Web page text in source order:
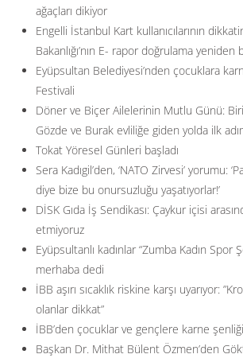
ağaçları dikiyor
Engelli İstanbul Kart kullanıcılarının
Bakanlığı’nın E- rapor doğrulama yeniden
Eyüpsultan Belediyesi’nden çocuklara
Festivali
Döner ve Biçer Ailelerinin Mutlu Günü:
Gözde ve Burak evliliğe giden yolda ilk
Tokat Yöresel Günleri başladı
Sera Kadıgil’den, ‘NATO Zirvesi’ yorumu:
diye bize bu onursuzluğu yaşatıyorlar!’
DİSK Gıda İş Sendikası: Çaykur içisi
etmiyoruz
Eyüpsultanlı kadınlar “Zumba Kadın Spor
merhaba dedi
İBB aşırı sıcaklık riskine karşı uyarıyor:
olanlar dikkat”
İBB’den çocuklar ve gençlere karne şenliği
Başkan Dr. Mithat Bülent Özmen’den